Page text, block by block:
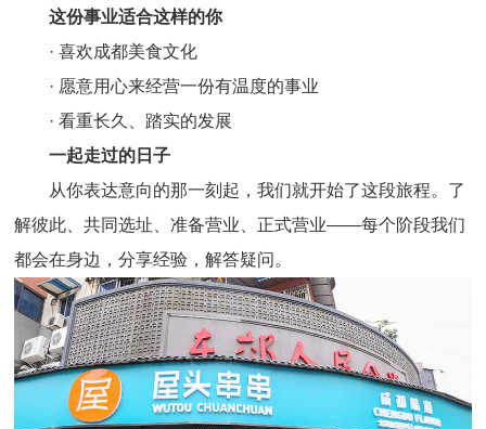
这份事业适合这样的你
· 喜欢成都美食文化
· 愿意用心来经营一份有温度的事业
· 看重长久、踏实的发展
一起走过的日子
从你表达意向的那一刻起，我们就开始了这段旅程。了
解彼此、共同选址、准备营业、正式营业——每个阶段我们
都会在身边，分享经验，解答疑问。